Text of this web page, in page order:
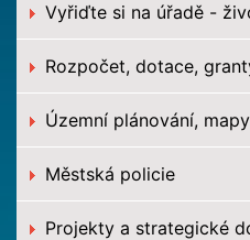
Vyřiďte si na úřadě -
Rozpočet, dotace,
Územní plánování, mapy
Městská policie
Projekty a strategické